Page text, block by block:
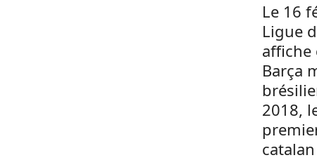
Le 16
Ligue
affiche
Barça
2018,